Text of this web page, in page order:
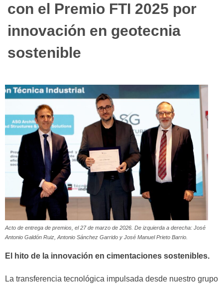
con el Premio FTI 2025 por
innovación en geotecnia
sostenible
Acto de entrega de premios, el 27 de marzo de 2026. De izquierda a derecha: José
Antonio Galdón Ruiz, Antonio Sánchez Garrido y José Manuel Prieto Barrio.
El hito de la innovación en cimentaciones sostenibles.
La transferencia tecnológica impulsada desde nuestro grupo